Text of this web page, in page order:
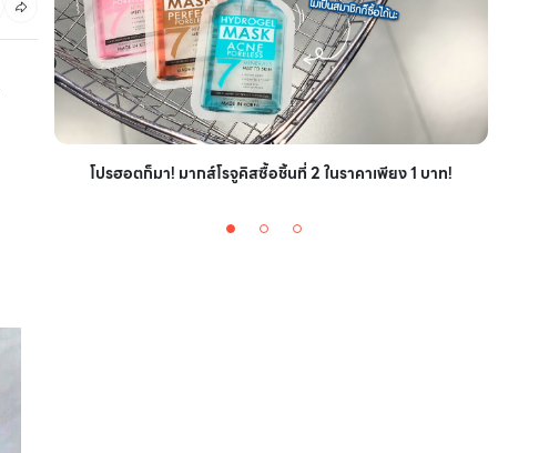
โปรฮอตก็มา! มากส์โรจูคิสซื้อชิ้นที่ 2 ในราคาเพียง 1 บาท!